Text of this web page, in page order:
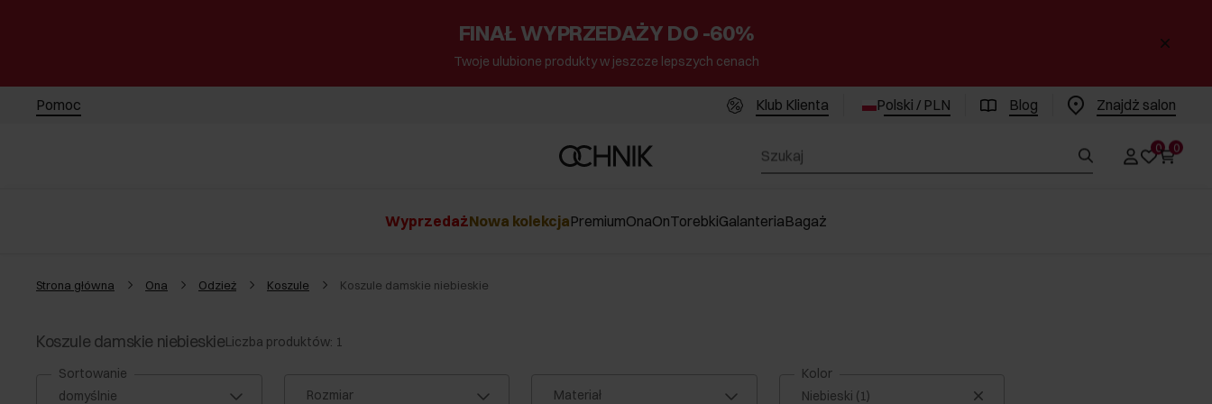
FINAŁ WYPRZEDAŻY DO -60%
Twoje ulubione produkty w jeszcze lepszych cenach
Pomoc Klub Klienta Polski / PLN Blog Znajdż salon
0 0
WyprzedażNowa kolekcjaPremiumOnaOnTorebkiGalanteriaBagaż
Strona główna Ona Odzież Koszule Koszule damskie niebieskie
Koszule damskie niebieskieLiczba produktów: 1
Sortowanie
Rozmiar
Materiał
Kolor